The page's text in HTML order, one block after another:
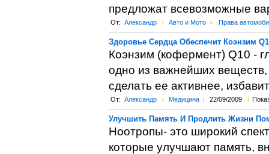
предложат всевозможные
От: Александр l Авто и Мото > Права
Здоровье Сердца Обеспечит Коэнзим
Коэнзим (кофермент) Q10 -
одно из важнейших
сделать ее активнее,
От: Александр l Медицина l 22/09/2009 l
Улучшить Память И Продлить Жизни
Ноотропы- это широкий
которые улучшают память,